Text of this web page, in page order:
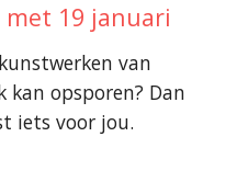
19 januari
van
opsporen? Dan
iets voor jou.